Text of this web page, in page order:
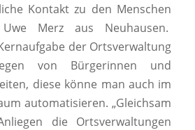
Kontakt zu den Menschen
Merz aus Neuhausen.
der Ortsverwaltung
von Bürgerinnen und
diese könne man auch im
automatisieren. „Gleichsam
die Ortsverwaltungen